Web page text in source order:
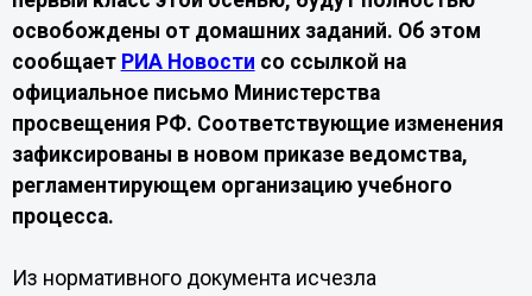
освобождены от домашних заданий. Об этом
сообщает РИА Новости со ссылкой на
официальное письмо Министерства
просвещения РФ. Соответствующие изменения
зафиксированы в новом приказе ведомства,
регламентирующем организацию учебного
процесса.
Из нормативного документа исчезла